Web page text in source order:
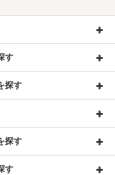
す
探す
探す
す